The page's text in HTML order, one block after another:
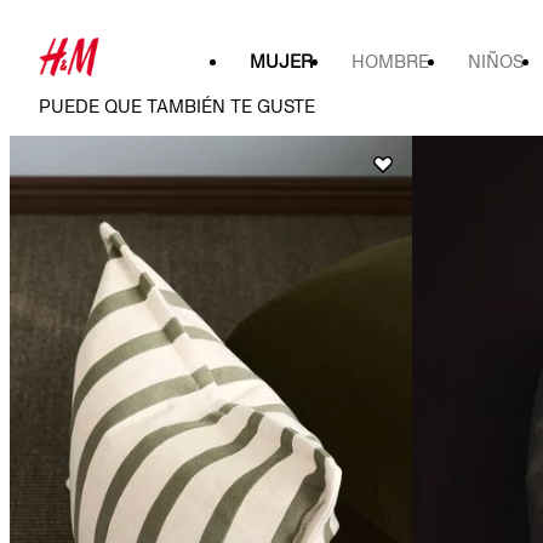
MUJER HOMBRE NIÑOS
PUEDE QUE TAMBIÉN TE GUSTE